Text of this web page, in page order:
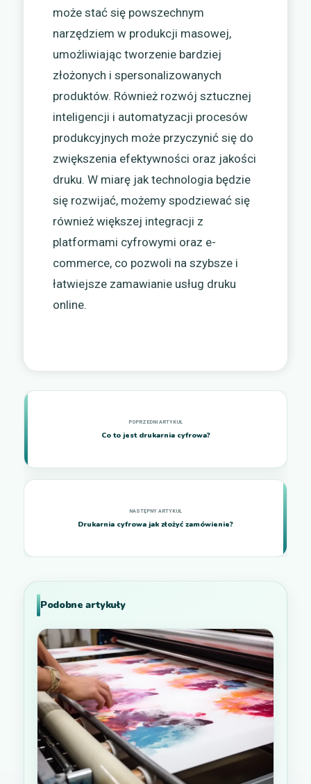
może stać się powszechnym
narzędziem w produkcji masowej,
umożliwiając tworzenie bardziej
złożonych i spersonalizowanych
produktów. Również rozwój sztucznej
inteligencji i automatyzacji procesów
produkcyjnych może przyczynić się do
zwiększenia efektywności oraz jakości
druku. W miarę jak technologia będzie
się rozwijać, możemy spodziewać się
również większej integracji z
platformami cyfrowymi oraz e-
commerce, co pozwoli na szybsze i
łatwiejsze zamawianie usług druku
online.
Co to jest drukarnia cyfrowa?
Drukarnia cyfrowa jak złożyć zamówienie?
Podobne artykuły